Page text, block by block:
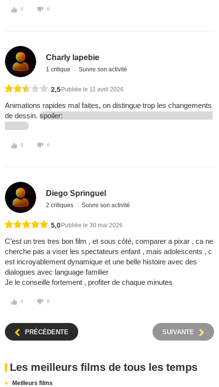
0 0
Charly lapebie
1 critique Suivre son activité
2,5 Publiée le 11 avril 2026
Animations rapides mal faites, on distingue trop les changements
de dessin. spoiler:
0 0
Diego Springuel
2 critiques Suivre son activité
5,0 Publiée le 30 mai 2026
C’est un tres tres bon film , et sous côté, comparer a pixar , ca ne
cherche pas a viser les spectateurs enfant , mais adolescents , c
est incroyablement dynamique et une belle histoire avec des
dialogues avec language familier
Je le conseille fortement , profiter de chaque minutes
0 0
PRÉCÉDENTE SUIVANTE
Les meilleurs films de tous les temps
Meilleurs films